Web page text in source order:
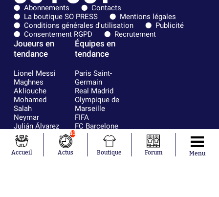
Abonnements
Contacts
La boutique SO PRESS
Mentions légales
Conditions générales d'utilisation
Publicité
Consentement RGPD
Recrutement
Joueurs en
tendance
Lionel Messi
Maghnes
Akliouche
Mohamed
Salah
Neymar
Julián Álvarez
Ferrán Torres
Kilian Corredor
Franco
Équipes en
tendance
Paris Saint-
Germain
Real Madrid
Olympique de
Marseille
FIFA
FC Barcelone
Argentine
Olympique
lyonnais
Accueil
10
Actus Boutique Forum Menu